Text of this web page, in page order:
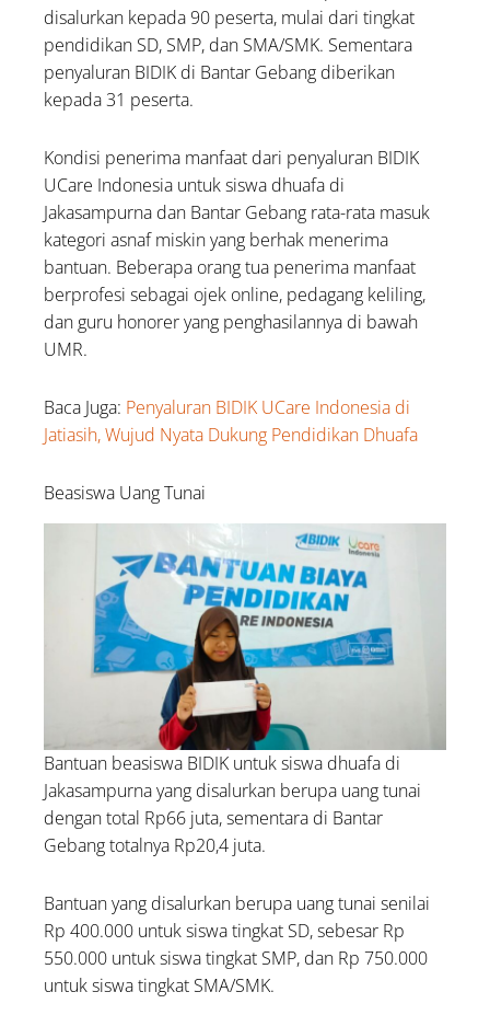
disalurkan kepada 90 peserta, mulai dari tingkat
pendidikan SD, SMP, dan SMA/SMK. Sementara
penyaluran BIDIK di Bantar Gebang diberikan
kepada 31 peserta.
Kondisi penerima manfaat dari penyaluran BIDIK
UCare Indonesia untuk siswa dhuafa di
Jakasampurna dan Bantar Gebang rata-rata masuk
kategori asnaf miskin yang berhak menerima
bantuan. Beberapa orang tua penerima manfaat
berprofesi sebagai ojek online, pedagang keliling,
dan guru honorer yang penghasilannya di bawah
UMR.
Baca Juga: Penyaluran BIDIK UCare Indonesia di
Jatiasih, Wujud Nyata Dukung Pendidikan Dhuafa
Beasiswa Uang Tunai
Bantuan beasiswa BIDIK untuk siswa dhuafa di
Jakasampurna yang disalurkan berupa uang tunai
dengan total Rp66 juta, sementara di Bantar
Gebang totalnya Rp20,4 juta.
Bantuan yang disalurkan berupa uang tunai senilai
Rp 400.000 untuk siswa tingkat SD, sebesar Rp
550.000 untuk siswa tingkat SMP, dan Rp 750.000
untuk siswa tingkat SMA/SMK.